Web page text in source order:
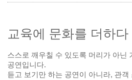
교육에 문화를 더하다
스스로 깨우칠 수 있도록 머리가 아닌
공연입니다.
듣고 보기만 하는 공연이 아니라, 관객